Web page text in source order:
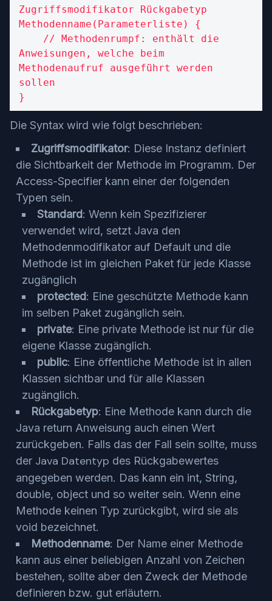
Zugriffsmodifikator Rückgabetyp
Methodenname(Parameterliste) {
Anweisungen, welche beim
Methodenaufruf ausgeführt werden
sollen
}
Die Syntax wird wie folgt beschrieben:
Zugriffsmodifikator: Diese Instanz definiert
die Sichtbarkeit der Methode im Programm. Der
Access-Specifier kann einer der folgenden
Typen sein.
Standard: Wenn kein Spezifizierer
verwendet wird, setzt Java den
Methodenmodifikator auf Default und die
Methode ist im gleichen Paket für jede Klasse
zugänglich
protected: Eine geschützte Methode kann
im selben Paket zugänglich sein.
private: Eine private Methode ist nur für die
eigene Klasse zugänglich.
public: Eine öffentliche Methode ist in allen
Klassen sichtbar und für alle Klassen
zugänglich.
Rückgabetyp: Eine Methode kann durch die
Java return Anweisung auch einen Wert
zurückgeben. Falls das der Fall sein sollte, muss
der Java Datentyp des Rückgabewertes
angegeben werden. Das kann ein int, String,
double, object und so weiter sein. Wenn eine
Methode keinen Typ zurückgibt, wird sie als
void bezeichnet.
Methodenname: Der Name einer Methode
kann aus einer beliebigen Anzahl von Zeichen
bestehen, sollte aber den Zweck der Methode
definieren bzw. gut erläutern.